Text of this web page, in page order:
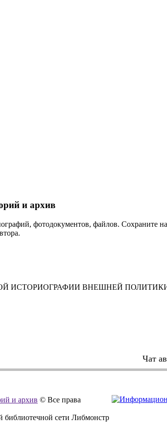
и архив
фотодокументов, файлов. Сохраните
ИСТОРИОГРАФИИ ВНЕШНЕЙ
Чат
и архив © Все права
библиотечной сети Либмонстр